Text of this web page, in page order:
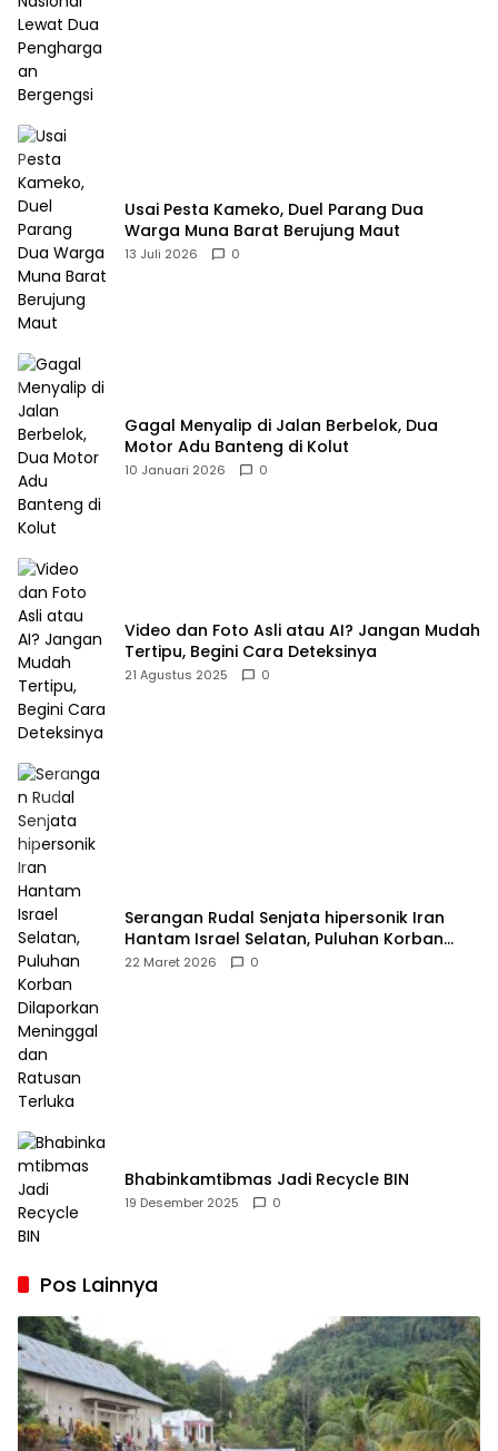
Usai Pesta Kameko, Duel Parang Dua
Warga Muna Barat Berujung Maut
13 Juli 2026 0
Gagal Menyalip di Jalan Berbelok, Dua
Motor Adu Banteng di Kolut
10 Januari 2026 0
Video dan Foto Asli atau AI? Jangan Mudah
Tertipu, Begini Cara Deteksinya
21 Agustus 2025 0
Serangan Rudal Senjata hipersonik Iran
Hantam Israel Selatan, Puluhan Korban
Dilaporkan Meninggal dan Ratusan Terluka
22 Maret 2026 0
Bhabinkamtibmas Jadi Recycle BIN
19 Desember 2025 0
Pos Lainnya